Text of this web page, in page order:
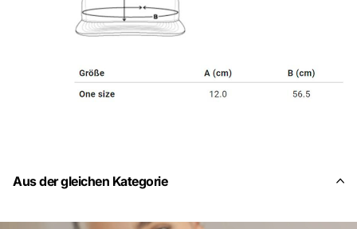
Aus der gleichen Kategorie